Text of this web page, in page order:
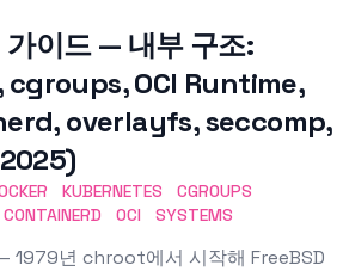
가이드 — 내부 구조:
cgroups, OCI Runtime,
overlayfs, seccomp,
KUBERNETES
CGROUPS
CONTAINERD OCI SYSTEMS
1979년 chroot에서 시작해 FreeBSD